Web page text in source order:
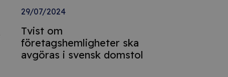
29/07/2024
Tvist om
företagshemligheter ska
avgöras i svensk domstol